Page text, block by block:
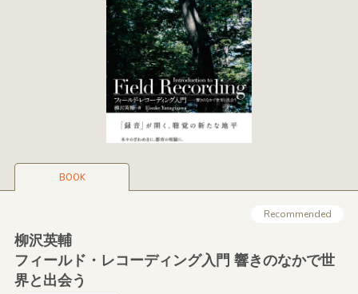
BOOK
Recommended
柳沢英輔
フィールド・レコーディング入門 響きのなかで世
界と出会う